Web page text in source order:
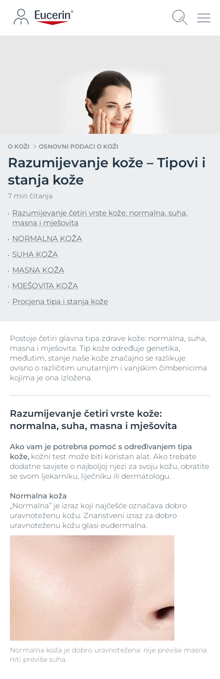
O KOŽI OSNOVNI PODACI O KOŽI
Razumijevanje kože – Tipovi i
stanja kože
7 min čitanja
Razumijevanje četiri vrste kože: normalna, suha,
masna i mješovita
NORMALNA KOŽA
SUHA KOŽA
MASNA KOŽA
MJEŠOVITA KOŽA
Procjena tipa i stanja kože
Postoje četiri glavna tipa zdrave kože: normalna, suha,
masna i mješovita. Tip kože određuje genetika,
međutim, stanje naše kože značajno se razlikuje
ovisno o različitim unutarnjim i vanjskim čimbenicima
kojima je ona izložena.
Razumijevanje četiri vrste kože:
normalna, suha, masna i mješovita
Ako vam je potrebna pomoć s određivanjem tipa
kože, kožni test može biti koristan alat. Ako trebate
dodatne savjete o najboljoj njezi za svoju kožu, obratite
se svom ljekarniku, liječniku ili dermatologu.
Normalna koža je dobro uravnotežena: nije previše masna
niti previše suha.
Normalna koža
„Normalna” je izraz koji najčešće označava dobro
uravnoteženu kožu. Znanstveni izraz za dobro
uravnoteženu kožu glasi eudermalna.